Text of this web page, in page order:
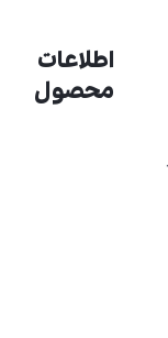
اطلاعات
محصول